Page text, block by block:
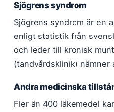
Sjögrens syndrom
Sjögrens syndrom är en
enligt statistik från
och leder till kronisk
(tandvårdsklinik)
Andra medicinska
Fler än 400 läkemedel